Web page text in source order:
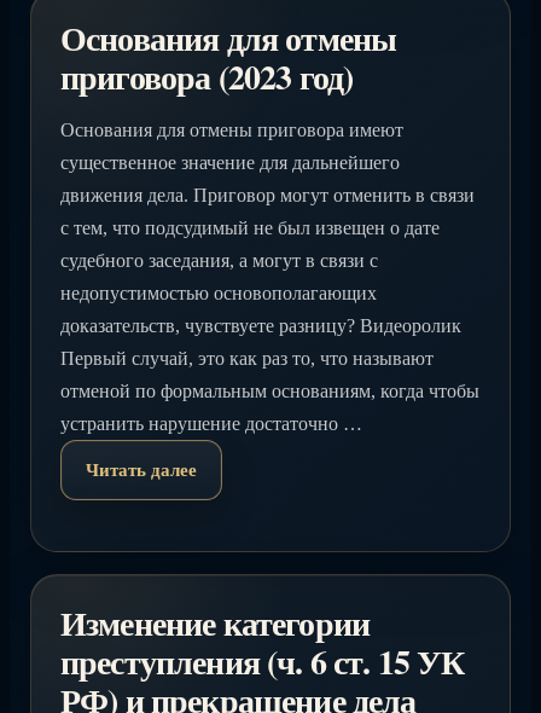
Основания для отмены
приговора (2023 год)
Основания для отмены приговора имеют
существенное значение для дальнейшего
движения дела. Приговор могут отменить в связи
с тем, что подсудимый не был извещен о дате
судебного заседания, а могут в связи с
недопустимостью основополагающих
доказательств, чувствуете разницу? Видеоролик
Первый случай, это как раз то, что называют
отменой по формальным основаниям, когда чтобы
устранить нарушение достаточно …
Читать далее
Изменение категории
преступления (ч. 6 ст. 15 УК
РФ) и прекращение дела